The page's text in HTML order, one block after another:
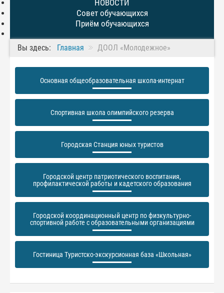
НОВОСТИ
Совет обучающихся
Приём обучающихся
Вы здесь: Главная ДООЛ «Молодежное»
Основная общеобразовательная школа-интернат
Спортивная школа олимпийского резерва
Городская Станция юных туристов
Городской центр патриотического воспитания,
профилактической работы и кадетского образования
Городской координационный центр по физкультурно-
спортивной работе с образовательными организациями
Гостиница Туристско-экскурсионная база «Школьная»